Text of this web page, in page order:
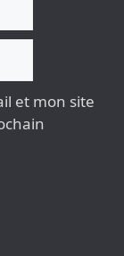
et mon site